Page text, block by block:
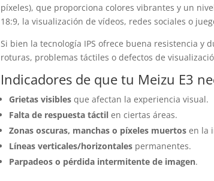
píxeles), que proporciona colores vibrantes y un
18:9, la visualización de vídeos, redes sociales o
Si bien la tecnología IPS ofrece buena resistencia
roturas, problemas táctiles o defectos de
Indicadores de que tu Meizu E3
Grietas visibles que afectan la experiencia visual.
Falta de respuesta táctil en ciertas áreas.
Zonas oscuras, manchas o píxeles muertos en la
Líneas verticales/horizontales permanentes.
Parpadeos o pérdida intermitente de imagen.